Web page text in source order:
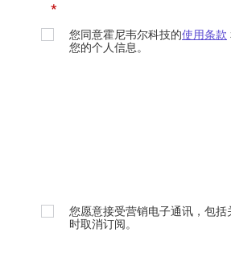
*
您同意霍尼韦尔科技的使用条款
您的个人信息。
您愿意接受营销电子通讯，包
时取消订阅。